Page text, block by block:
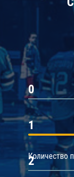
0
1
Количество
2